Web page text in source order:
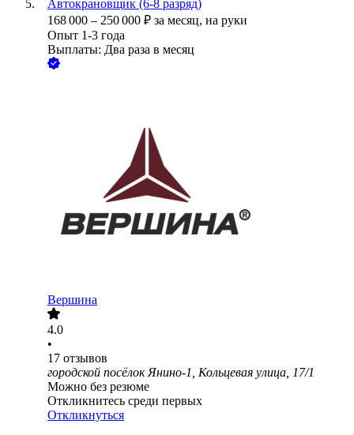
Автокрановщик (6-8 разряд)
168 000 – 250 000 ₽ за месяц, на руки
Опыт 1-3 года
Выплаты: Два раза в месяц
Вершина
4.0
•
17 отзывов
городской посёлок Янино-1, Кольцевая улица, 17/1
Можно без резюме
Откликнитесь среди первых
Откликнуться